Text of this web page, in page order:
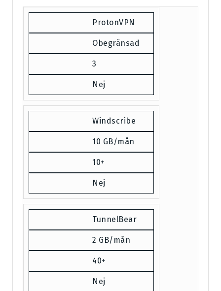
ProtonVPN
Obegränsad
3
Nej
Windscribe
10 GB/mån
10+
Nej
TunnelBear
2 GB/mån
40+
Nej